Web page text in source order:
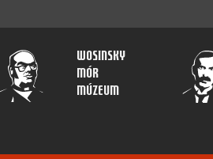
Wosinsky
Mór
Múzeum